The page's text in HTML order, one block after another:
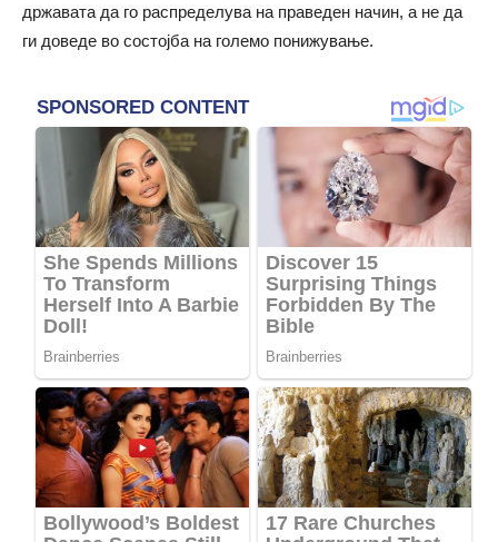
државата да го распределува на праведен начин, а не да
ги доведе во состојба на големо понижување.